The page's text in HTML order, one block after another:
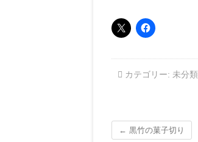
カテゴリー: 未分類
← 黒竹の菓子切り